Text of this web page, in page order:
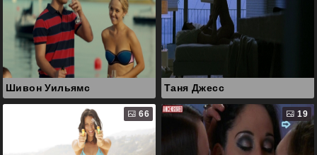
Шивон Уильямс Таня Джесс
66 19